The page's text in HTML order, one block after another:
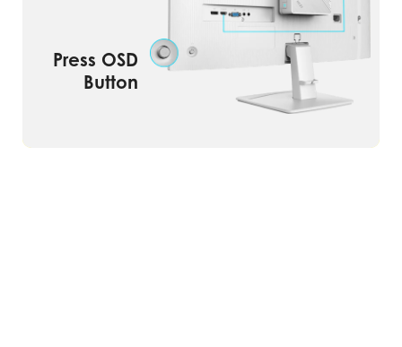
Press OSD
Button
Power on Monitor & Mini-PC at the
Same Time.